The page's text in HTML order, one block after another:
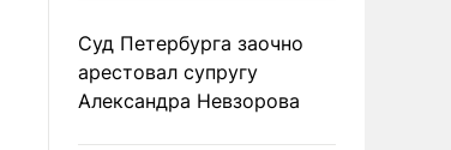
Суд Петербурга заочно
арестовал супругу
Александра Невзорова